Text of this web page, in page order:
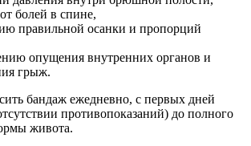
болей в спине,
правильной осанки и пропорций
опущения внутренних органов и
грыж.
бандаж ежедневно, с первых дней
противопоказаний) до полного
живота.